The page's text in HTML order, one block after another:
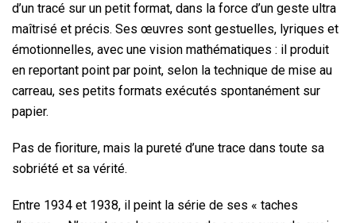
d’un tracé sur un petit format, dans la force d’un geste ultra
maîtrisé et précis. Ses œuvres sont gestuelles, lyriques et
émotionnelles, avec une vision mathématiques : il produit
en reportant point par point, selon la technique de mise au
carreau, ses petits formats exécutés spontanément sur
papier.
Pas de fioriture, mais la pureté d’une trace dans toute sa
sobriété et sa vérité.
Entre 1934 et 1938, il peint la série de ses « taches